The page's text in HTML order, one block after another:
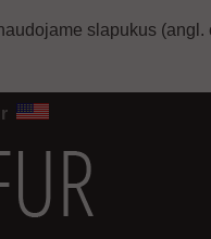
slapukus